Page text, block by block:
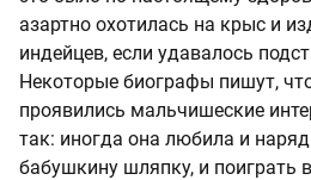
азартно охотилась на крыс и
индейцев, если удавалось
Некоторые биографы пишут,
проявились мальчишеские
так: иногда она любила и
бабушкину шляпку, и поиграть